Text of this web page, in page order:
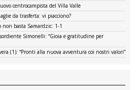
centrocampista del Villa Valle
da trasferta: vi piacciono?
basta Samardzic: 1-1
Simonelli: “Gioia e gratitudine per
(1): “Pronti alla nuova avventura coi nostri valori”